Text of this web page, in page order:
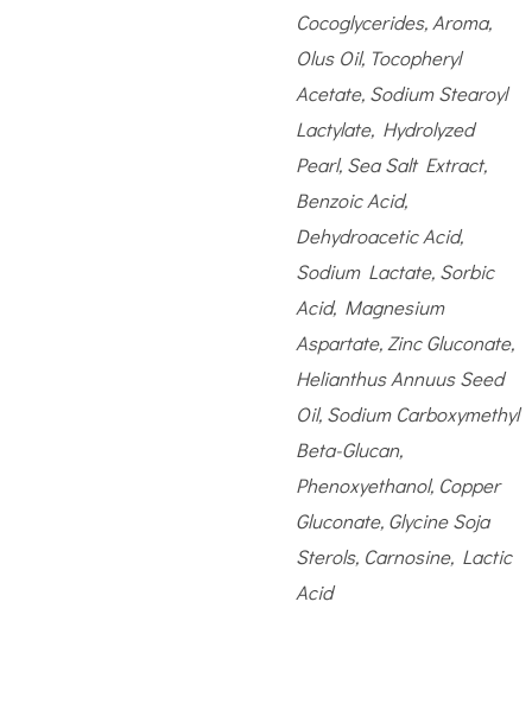
Cocoglycerides, Aroma,
Olus Oil, Tocopheryl
Acetate, Sodium Stearoyl
Lactylate, Hydrolyzed
Pearl, Sea Salt Extract,
Benzoic Acid,
Dehydroacetic Acid,
Sodium Lactate, Sorbic
Acid, Magnesium
Aspartate, Zinc Gluconate,
Helianthus Annuus Seed
Oil, Sodium Carboxymethyl
Beta-Glucan,
Phenoxyethanol, Copper
Gluconate, Glycine Soja
Sterols, Carnosine, Lactic
Acid